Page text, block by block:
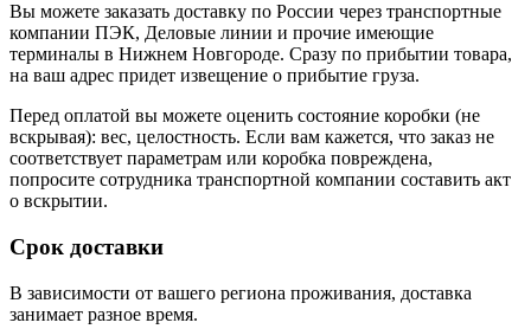
Вы можете заказать доставку по России через транспортные
компании ПЭК, Деловые линии и прочие имеющие
терминалы в Нижнем Новгороде. Сразу по прибытии товара,
на ваш адрес придет извещение о прибытие груза.
Перед оплатой вы можете оценить состояние коробки (не
вскрывая): вес, целостность. Если вам кажется, что заказ не
соответствует параметрам или коробка повреждена,
попросите сотрудника транспортной компании составить акт
о вскрытии.
Срок доставки
В зависимости от вашего региона проживания, доставка
занимает разное время.